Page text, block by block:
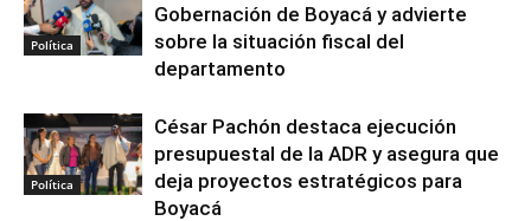
Política
Gobernación de Boyacá y advierte
sobre la situación fiscal del
departamento
Política
César Pachón destaca ejecución
presupuestal de la ADR y asegura que
deja proyectos estratégicos para
Boyacá